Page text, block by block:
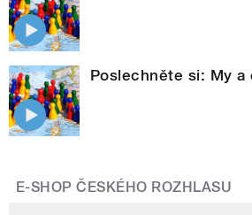
Poslechněte si: My a
E-SHOP ČESKÉHO ROZHLASU